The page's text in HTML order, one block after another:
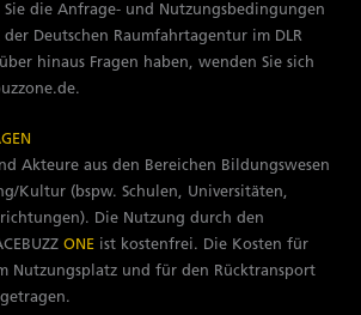
Sie die Anfrage- und Nutzungsbedingungen
der Deutschen Raumfahrtagentur im DLR
hinaus Fragen haben, wenden Sie sich
Akteure aus den Bereichen Bildungswesen
Kultur (bspw. Schulen, Universitäten,
Die Nutzung durch den
ONE ist kostenfrei. Die Kosten für
Nutzungsplatz und für den Rücktransport